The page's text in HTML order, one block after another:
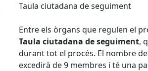
Taula ciutadana de seguiment
Entre els òrgans que regulen el
Taula ciutadana de seguiment,
durant tot el procés. El nombre
excedirà de 9 membres i té una